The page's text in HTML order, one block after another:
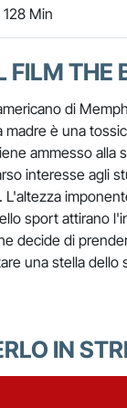
128 Min
FILM THE
di
madre è una
ammesso alla
interesse agli
sport attirano
decide di
una stella dello
IN